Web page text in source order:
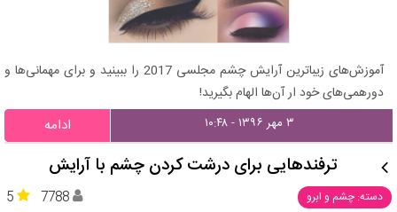
آموزش‌های زیباترین آرایش چشم مجلسی 2017 را ببینید و برای مهمانی‌ها و
دورهمی‌های خود ار آن‌ها الهام بگیرید!
۳ مهر ۱۳۹۶ - ۱۰:۴۸ ادامه
ترفندهایی برای درشت کردن چشم با آرایش
دسته: چشم و ابرو 5 7788